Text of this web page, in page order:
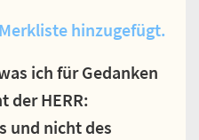
hinzugefügt.
ich für Gedanken
der HERR:
und nicht des